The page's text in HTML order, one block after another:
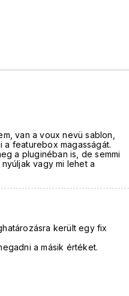
van a voux nevü sablon,
featurebox magasságát.
a pluginéban is, de semmi
vagy mi lehet a
került egy fix
a másik értéket.